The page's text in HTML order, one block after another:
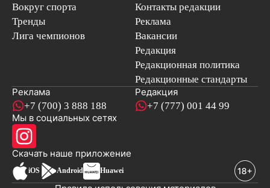
Вокруг спорта
Тренды
Лига чемпионов
Контакты редакции
Реклама
Вакансии
Редакция
Редакционная политика
Редакционные стандарты
Реклама
+7 (700) 3 888 188
Редакция
+7 (777) 001 44 99
Мы в социальных сетях
Скачать наше приложениеновостей
iOS Android Huawei